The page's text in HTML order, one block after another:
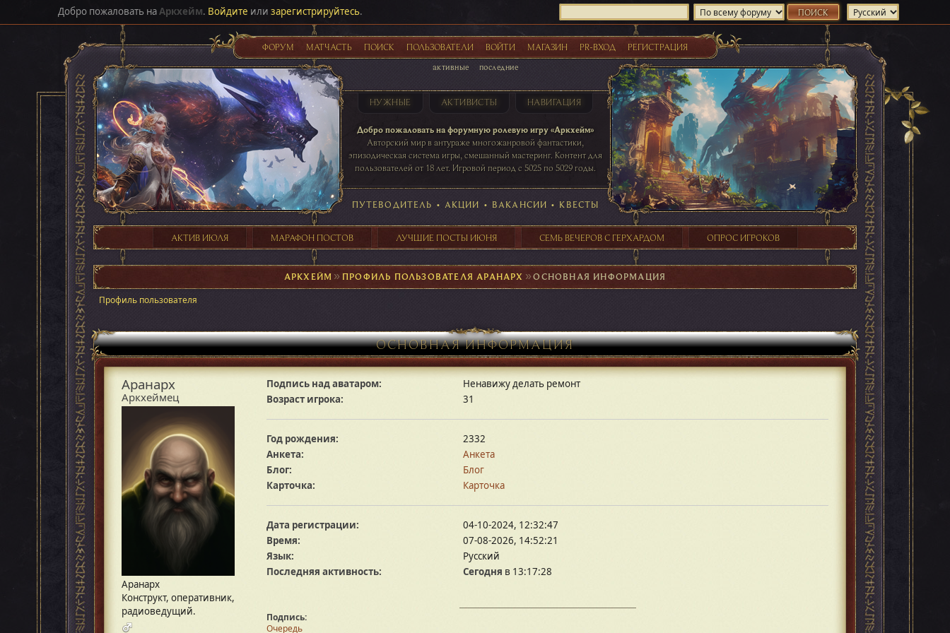
Добро пожаловать наАркхейм. Войдите или зарегистрируйтесь.
ФОРУМ МАТЧАСТЬ ПОИСК ПОЛЬЗОВАТЕЛИ ВОЙТИ МАГАЗИН PR-ВХОД РЕГИСТРАЦИЯ
активные последние
НУЖНЫЕ АКТИВИСТЫ НАВИГАЦИЯ
Добро пожаловать на форумную ролевую игру «Аркхейм»
Авторский мир в антураже многожанровой фантастики,
эпизодическая система игры, смешанный мастеринг. Контент для
пользователей от 18 лет. Игровой период с 5025 по 5029 годы.
таблице игровой активности
41 ПОСТОВ 31 ПОСТОВ 29 ПОСТОВ 24 ПОСТОВ
ПУТЕВОДИТЕЛЬ • АКЦИИ • ВАКАНСИИ • КВЕСТЫ
АКТИВ ИЮЛЯ МАРАФОН ПОСТОВ ЛУЧШИЕ ПОСТЫ ИЮНЯ СЕМЬ ВЕЧЕРОВ С ГЕРХАРДОМ ОПРОС ИГРОКОВ
АРКХЕЙМ ►ПРОФИЛЬ ПОЛЬЗОВАТЕЛЯ АРАНАРХ ►ОСНОВНАЯ ИНФОРМАЦИЯ
Профиль пользователя
ОСНОВНАЯ ИНФОРМАЦИЯ
Аранарх
Аркхеймец
Аранарх
Конструкт, оперативник,
радиоведущий.
Подпись над аватаром:
Ненавижу делать ремонт
Возраст игрока:
31
Год рождения:
2332
Анкета:
Анкета
Блог:
Блог
Карточка:
Карточка
Дата регистрации:
04-10-2024, 12:32:47
Время:
07-08-2026, 14:52:21
Язык:
Русский
Последняя активность:
Сегодня в 13:17:28
Подпись:
Очередь